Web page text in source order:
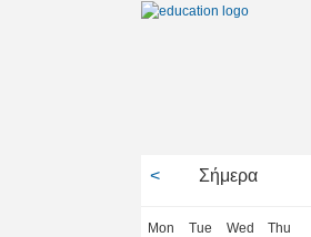
< Σήμερα
Mon Tue Wed Thu